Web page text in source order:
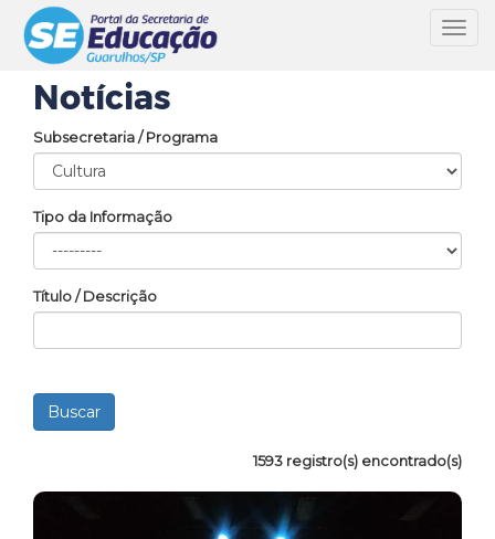
Notícias
Subsecretaria / Programa
Tipo da Informação
Título / Descrição
1593 registro(s) encontrado(s)